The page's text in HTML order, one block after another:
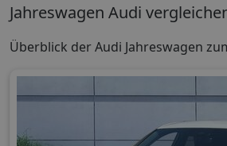
Jahreswagen Audi
Überblick der Audi Jahreswagen